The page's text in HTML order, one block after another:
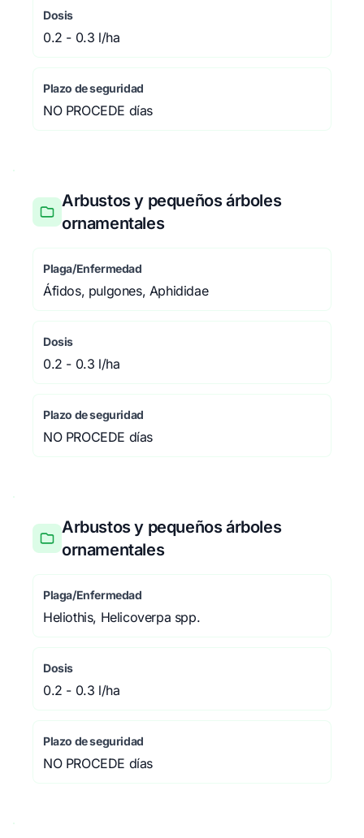
Dosis
0.2 - 0.3 l/ha
Plazo de seguridad
NO PROCEDE días
Arbustos y pequeños árboles
ornamentales
Plaga/Enfermedad
Áfidos, pulgones, Aphididae
Dosis
0.2 - 0.3 l/ha
Plazo de seguridad
NO PROCEDE días
Arbustos y pequeños árboles
ornamentales
Plaga/Enfermedad
Heliothis, Helicoverpa spp.
Dosis
0.2 - 0.3 l/ha
Plazo de seguridad
NO PROCEDE días